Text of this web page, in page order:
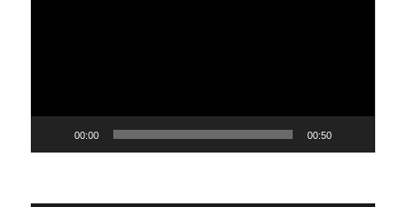
00:00 00:50